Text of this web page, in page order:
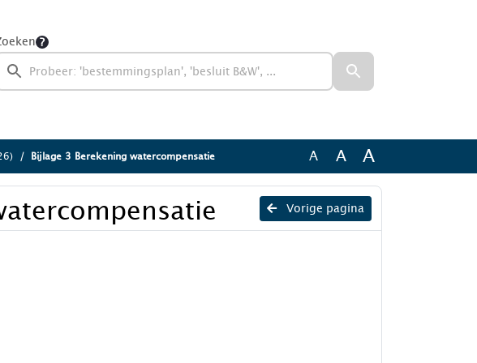
Bijlage 3 Berekening watercompensatie A A A
Vorige pagina